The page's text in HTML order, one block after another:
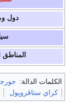
دول ومناطق
سياسة
الناطقة
الدالة: جورجيا
ستاڤروپول
نالتشيك